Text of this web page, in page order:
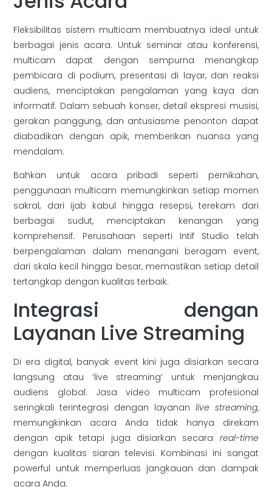
Fleksibilitas sistem multicam membuatnya ideal untuk
berbagai jenis acara. Untuk seminar atau konferensi,
multicam dapat dengan sempurna menangkap
pembicara di podium, presentasi di layar, dan reaksi
audiens, menciptakan pengalaman yang kaya dan
informatif. Dalam sebuah konser, detail ekspresi musisi,
gerakan panggung, dan antusiasme penonton dapat
diabadikan dengan apik, memberikan nuansa yang
mendalam.
Bahkan untuk acara pribadi seperti pernikahan,
penggunaan multicam memungkinkan setiap momen
sakral, dari ijab kabul hingga resepsi, terekam dari
berbagai sudut, menciptakan kenangan yang
komprehensif. Perusahaan seperti Intif Studio telah
berpengalaman dalam menangani beragam event,
dari skala kecil hingga besar, memastikan setiap detail
tertangkap dengan kualitas terbaik.
Integrasi dengan
Layanan Live Streaming
Di era digital, banyak event kini juga disiarkan secara
langsung atau ‘live streaming’ untuk menjangkau
audiens global. Jasa video multicam profesional
seringkali terintegrasi dengan layanan live streaming,
memungkinkan acara Anda tidak hanya direkam
dengan apik tetapi juga disiarkan secara real-time
dengan kualitas siaran televisi. Kombinasi ini sangat
powerful untuk memperluas jangkauan dan dampak
acara Anda.